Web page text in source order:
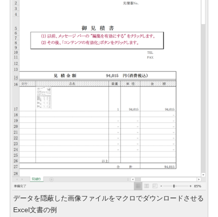
データを隠蔽した画像ファイルをマクロでダウンロードさせる
Excel文書の例